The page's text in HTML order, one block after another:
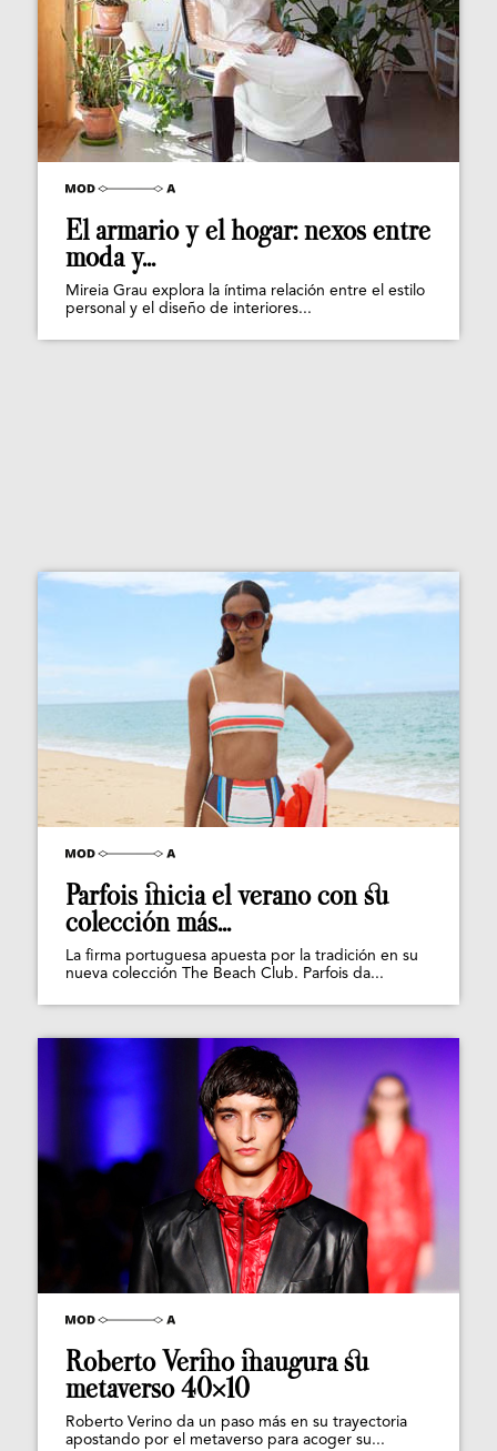
El armario y el hogar: nexos entre
moda y...
Mireia Grau explora la íntima relación entre el estilo
personal y el diseño de interiores...
Parfois inicia el verano con su
colección más...
La firma portuguesa apuesta por la tradición en su
nueva colección The Beach Club. Parfois da...
Roberto Verino inaugura su
metaverso 40×10
Roberto Verino da un paso más en su trayectoria
apostando por el metaverso para acoger su...